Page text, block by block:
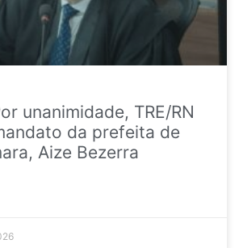
unanimidade, TRE/RN
da prefeita de
Aize Bezerra